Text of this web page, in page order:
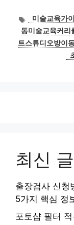
태
그
미술교육가
동미술교육커리
트스튜디오방이
최신 글
출장검사 신청
5가지 핵심 정
포토샵 필터